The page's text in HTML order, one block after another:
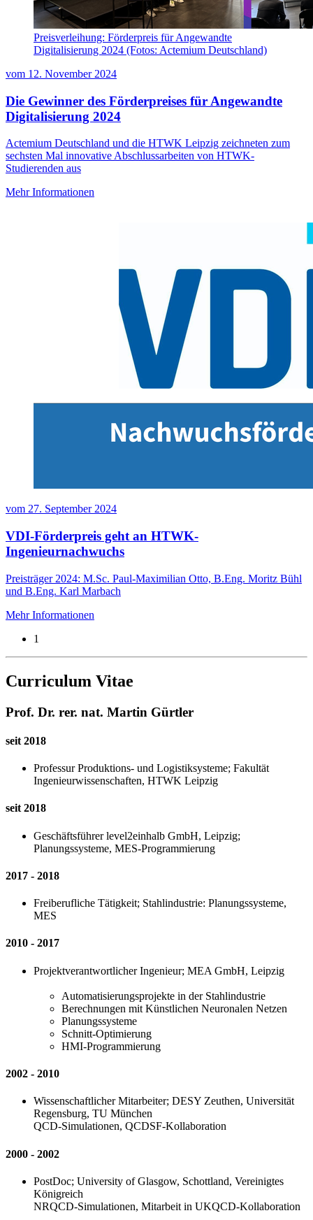
Preisverleihung: Förderpreis für Angewandte
Digitalisierung 2024 (Fotos: Actemium Deutschland)
vom 12. November 2024
Die Gewinner des Förderpreises für Angewandte
Digitalisierung 2024
Actemium Deutschland und die HTWK Leipzig zeichneten zum
sechsten Mal innovative Abschlussarbeiten von HTWK-
Studierenden aus
Mehr Informationen
vom 27. September 2024
VDI-Förderpreis geht an HTWK-
Ingenieurnachwuchs
Preisträger 2024: M.Sc. Paul-Maximilian Otto, B.Eng. Moritz Bühl
und B.Eng. Karl Marbach
Mehr Informationen
1
Curriculum Vitae
Prof. Dr. rer. nat. Martin Gürtler
seit 2018
Professur Produktions- und Logistiksysteme; Fakultät
Ingenieurwissenschaften, HTWK Leipzig
seit 2018
Geschäftsführer level2einhalb GmbH, Leipzig;
Planungssysteme, MES-Programmierung
2017 - 2018
Freiberufliche Tätigkeit; Stahlindustrie: Planungssysteme,
MES
2010 - 2017
Projektverantwortlicher Ingenieur; MEA GmbH, Leipzig
Automatisierungsprojekte in der Stahlindustrie
Berechnungen mit Künstlichen Neuronalen Netzen
Planungssysteme
Schnitt-Optimierung
HMI-Programmierung
2002 - 2010
Wissenschaftlicher Mitarbeiter; DESY Zeuthen, Universität
Regensburg, TU München
QCD-Simulationen, QCDSF-Kollaboration
2000 - 2002
PostDoc; University of Glasgow, Schottland, Vereinigtes
Königreich
NRQCD-Simulationen, Mitarbeit in UKQCD-Kollaboration